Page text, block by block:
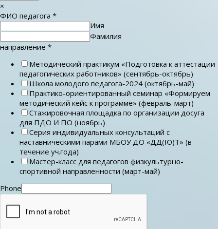
×
ФИО педагога *
Имя
Фамилия
направление *
Методический практикум «Подготовка к аттестации
педагогических работников» (сентябрь-октябрь)
Школа молодого педагога-2024 (октябрь-май)
Практико-ориентированный семинар «Формируем
методический кейс к программе» (февраль-март)
Стажировочная площадка по организации досуга
для ПДО И ПО (ноябрь)
Серия индивидуальных консультаций с
наставническими парами МБОУ ДО «ДД(Ю)Т» (в
течение уч.года)
Мастер-класс для педагогов физкультурно-
спортивной направленности (март-май)
Phone